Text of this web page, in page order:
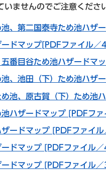
ませんのでご注意くださ
、第二国泰寺ため池ハザ
ードマップ[PDFファイル／
五番目谷ため池ハザードマ
、池田（下）ため池ハザ
め池、原古賀（下）ため池
池ハザードマップ [PDFフ
ザードマップ [PDFファイ
ードマップ [PDFファイル
ードマップ [PDFファイル